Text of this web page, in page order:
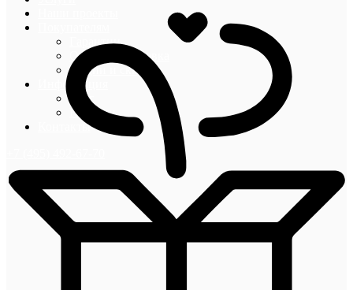
Гарантии
Оплата и доставка
Акции и скидки
Информация
Блог
Новости
Контакты